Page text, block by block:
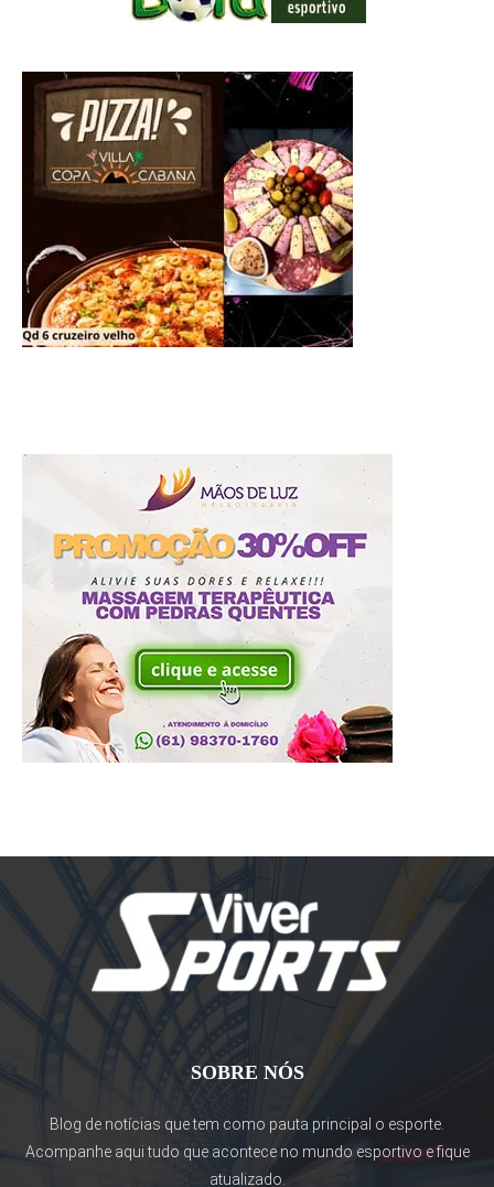
SOBRE NÓS
Blog de notícias que tem como pauta principal o esporte.
Acompanhe aqui tudo que acontece no mundo esportivo e fique
atualizado.